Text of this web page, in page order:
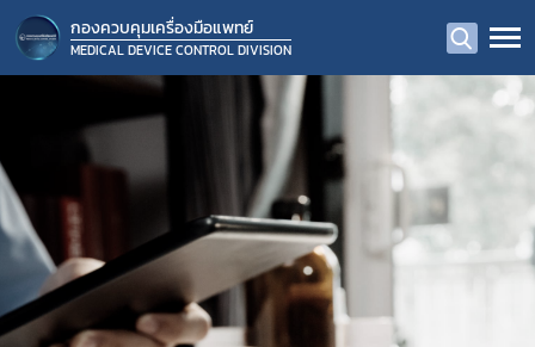
กองควบคุมเครื่องมือแพทย์
MEDICAL DEVICE CONTROL DIVISION